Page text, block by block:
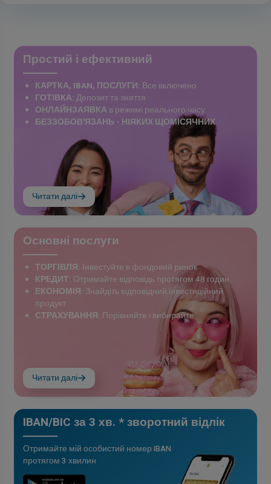
Простий і ефективний
КАРТКА, IBAN, ПОСЛУГИ: Все включено
ГОТІВКА: Депозит та зняття
ОНЛАЙНЗАЯВКА в режимі реального часу
БЕЗЗОБОВ'ЯЗАНЬ - НІЯКИХ ЩОМІСЯЧНИХ
Читати далі
Основні послуги
ТОРГІВЛЯ: Інвестуйте в фондовий ринок
КРЕДИТ: Отримайте відповідь протягом 48 годин
ЕКОНОМІЯ: Знайдіть відповідний інвестиційний
продукт
СТРАХУВАННЯ: Порівняйте і вибирайте
Читати далі
IBAN/BIC за 3 хв. * зворотний відлік
Отримайте мій особистий номер IBAN
протягом 3 хвилин